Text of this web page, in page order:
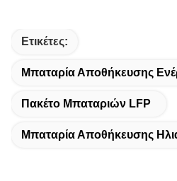
Ετικέτες:
Μπαταρία Αποθήκευσης
Πακέτο Μπαταριών LFP
Μπαταρία Αποθήκευσης